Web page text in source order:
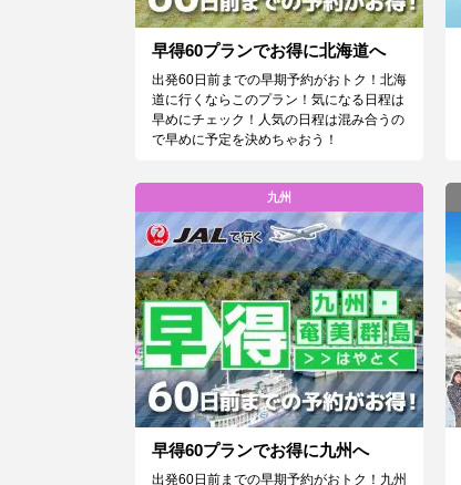
早得60プランでお得に北海道へ
出発60日前までの早期予約がおトク！北海
道に行くならこのプラン！気になる日程は
早めにチェック！人気の日程は混み合うの
で早めに予定を決めちゃおう！
九州
早得60プランでお得に九州へ
出発60日前までの早期予約がおトク！九州